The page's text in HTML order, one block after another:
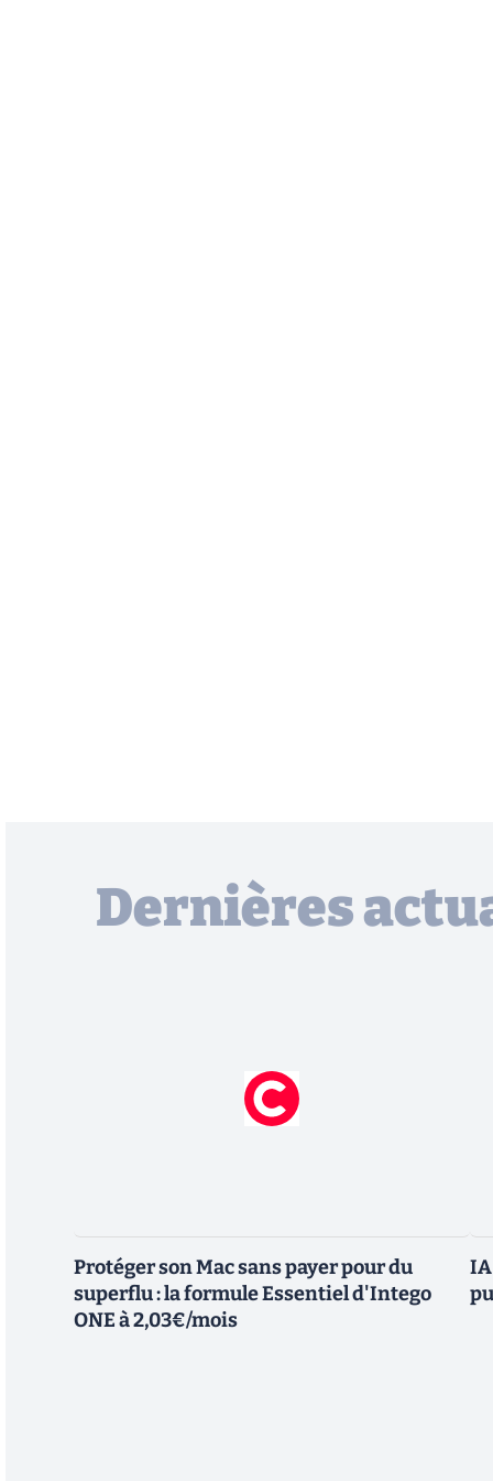
Dernières
Protéger son Mac sans payer pour du
superflu : la formule Essentiel d'Intego
ONE à 2,03€/mois